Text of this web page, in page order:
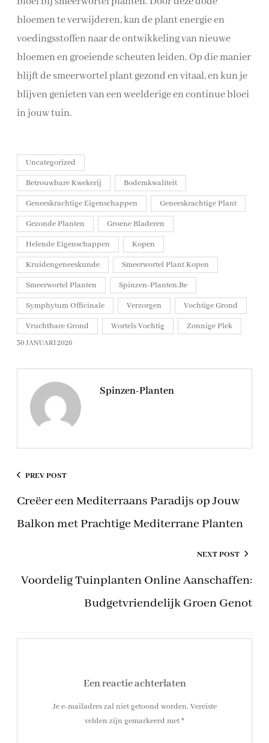
bloemen te verwijderen, kan de plant energie en
voedingsstoffen naar de ontwikkeling van nieuwe
bloemen en groeiende scheuten leiden. Op die manier
blijft de smeerwortel plant gezond en vitaal, en kun je
blijven genieten van een weelderige en continue bloei
in jouw tuin.
Uncategorized
Betrouwbare Kwekerij
Bodemkwaliteit
Geneeskrachtige Eigenschappen
Geneeskrachtige Plant
Gezonde Planten
Groene Bladeren
Helende Eigenschappen
Kopen
Kruidengeneeskunde
Smeerwortel Plant Kopen
Smeerwortel Planten
Spinzen-Planten.be
Symphytum Officinale
Verzorgen
Vochtige Grond
Vruchtbare Grond
Wortels Vochtig Zonnige Plek
30 JANUARI 2026
Spinzen-Planten
PREV POST
Creëer een Mediterraans Paradijs op Jouw
Balkon met Prachtige Mediterrane Planten
NEXT POST
Voordelig Tuinplanten Online Aanschaffen:
Budgetvriendelijk Groen Genot
Een reactie achterlaten
Je e-mailadres zal niet getoond worden. Vereiste
velden zijn gemarkeerd met*